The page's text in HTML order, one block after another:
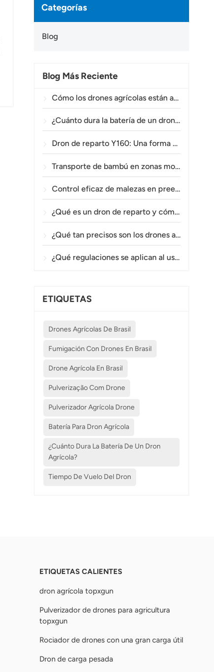
Categorías
Blog
Blog Más Reciente
Cómo los drones agrícolas están ayudando a los agricultores brasileños a mejorar las operaciones de fumigación de cultivos.
¿Cuánto dura la batería de un dron agrícola?
Dron de reparto Y160: Una forma más segura y eficiente de transportar materiales para torres eléctricas en terrenos montañosos.
Transporte de bambú en zonas montañosas: Cómo el TOPXGUN Y160 abre una nueva ruta desde el bosque hasta el punto de recogida.
Control eficaz de malezas en preemergencia en trigo con el dron agrícola A80.
¿Qué es un dron de reparto y cómo funciona la entrega mediante drones?
¿Qué tan precisos son los drones agrícolas en la pulverización y el monitoreo de cultivos?
¿Qué regulaciones se aplican al uso de drones agrícolas en diferentes países?
ETIQUETAS
Drones Agrícolas De Brasil
Fumigación Con Drones En Brasil
Drone Agrícola En Brasil
Pulverização Com Drone
Pulverizador Agrícola Drone
Batería Para Dron Agrícola
¿Cuánto Dura La Batería De Un Dron
Agrícola?
Tiempo De Vuelo Del Dron
ETIQUETAS CALIENTES
dron agrícola topxgun
Pulverizador de drones para agricultura
topxgun
Rociador de drones con una gran carga útil
Dron de carga pesada